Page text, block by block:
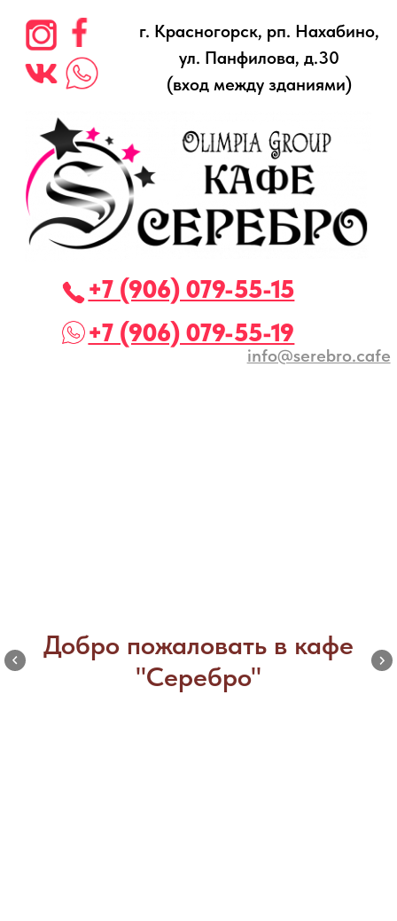
+7 (906) 079-55-15
+7 (906) 079-55-19
г. Красногорск, рп. Нахабино,
ул. Панфилова, д.30
(вход между зданиями)
Добро пожаловать в кафе
"Серебро"